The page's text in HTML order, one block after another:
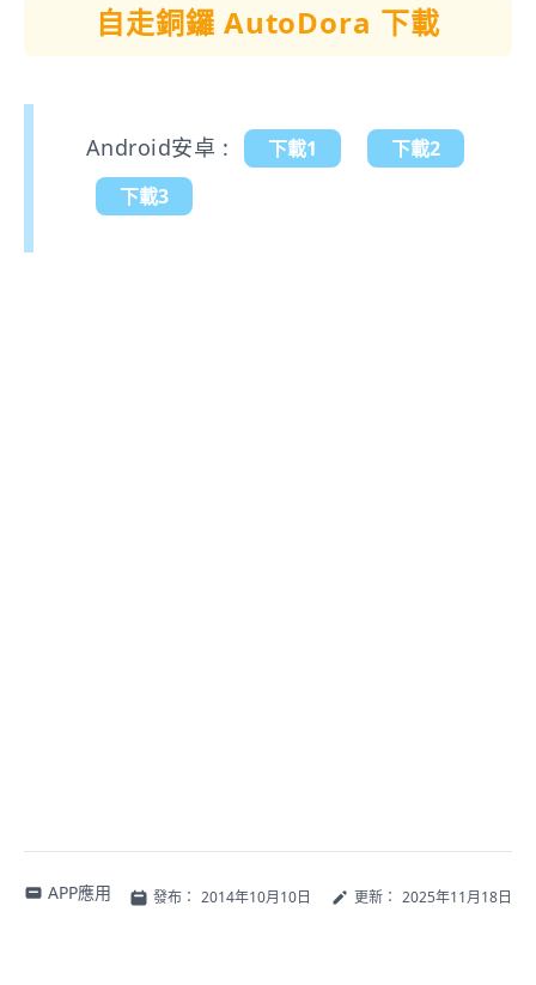
自走銅鑼 AutoDora 下載
Android安卓 : 下載1
下載2
下載3
APP應用 發布： 2014年10月10日 更新： 2025年11月18日